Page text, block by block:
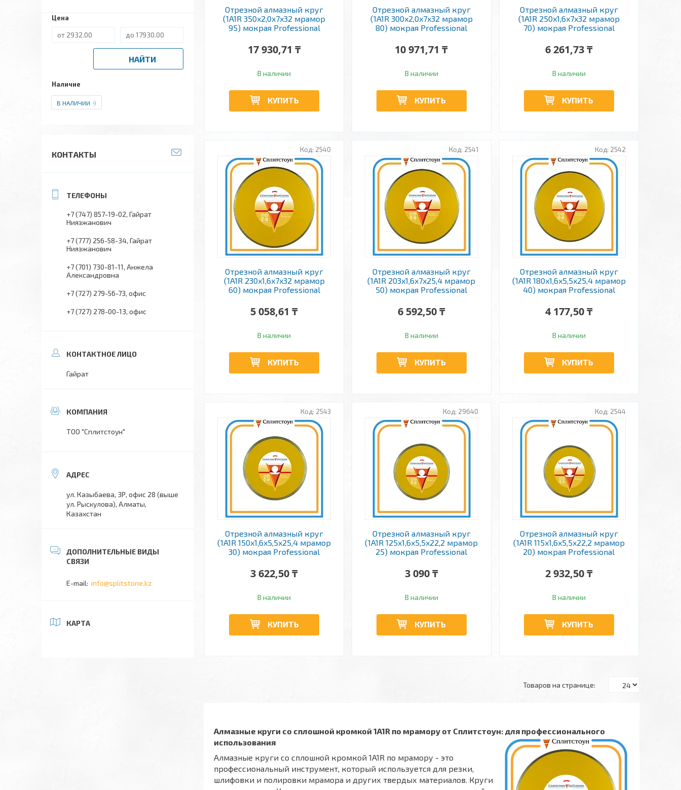
Отрезной алмазный круг
(1A1R 350x2,0x7x32 мрамор
95) мокрая Professional
17 930,71 ₸
В наличии
КУПИТЬ
Отрезной алмазный круг
(1A1R 300x2,0x7x32 мрамор
80) мокрая Professional
10 971,71 ₸
В наличии
КУПИТЬ
Отрезной алмазный круг
(1A1R 250x1,6x7x32 мрамор
70) мокрая Professional
6 261,73 ₸
В наличии
КУПИТЬ
2540
Отрезной алмазный круг
(1A1R 230x1,6x7x32 мрамор
60) мокрая Professional
5 058,61 ₸
В наличии
КУПИТЬ
2541
Отрезной алмазный круг
(1A1R 203x1,6x7x25,4 мрамор
50) мокрая Professional
6 592,50 ₸
В наличии
КУПИТЬ
2542
Отрезной алмазный круг
(1A1R 180x1,6x5,5x25,4 мрамор
40) мокрая Professional
4 177,50 ₸
В наличии
КУПИТЬ
2543
Отрезной алмазный круг
(1A1R 150x1,6x5,5x25,4 мрамор
30) мокрая Professional
3 622,50 ₸
В наличии
КУПИТЬ
29640
Отрезной алмазный круг
(1A1R 125x1,6x5,5x22,2 мрамор
25) мокрая Professional
3 090 ₸
В наличии
КУПИТЬ
2544
Отрезной алмазный круг
(1A1R 115x1,6x5,5x22,2 мрамор
20) мокрая Professional
2 932,50 ₸
В наличии
КУПИТЬ
Алмазные круги со сплошной кромкой 1A1R по мрамору от Сплитстоун: для профессионального
использования
Алмазные круги со сплошной кромкой 1A1R по мрамору - это
профессиональный инструмент, который используется для резки,
шлифовки и полировки мрамора и других твердых материалов. Круги
Цена
НАЙТИ
Наличие
В НАЛИЧИИ 9
КОНТАКТЫ
+7 (747) 857-19-02 Гайрат
Ниязжанович
+7 (777) 256-58-34 Гайрат
Ниязжанович
+7 (701) 730-81-11 Анжела
Александровна
+7 (727) 279-56-73 офис
+7 (727) 278-00-13 офис
Гайрат
ТОО "Сплитстоун"
ул. Казыбаева, 3Р, офис 28 (выше
ул. Рыскулова), Алматы,
Казахстан
info@splitstone.kz
КАРТА